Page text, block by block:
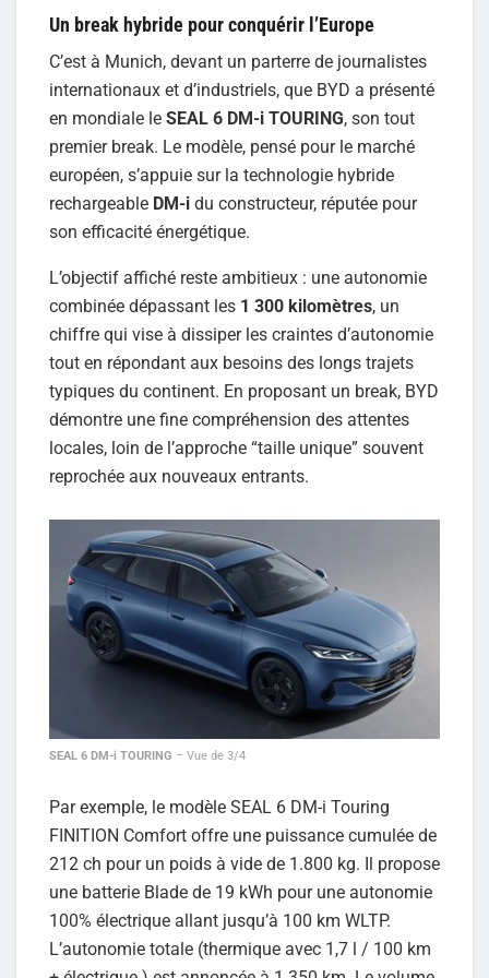
Un break hybride pour conquérir l’Europe
C’est à Munich, devant un parterre de journalistes
internationaux et d’industriels, que BYD a présenté
en mondiale le SEAL 6 DM-i TOURING, son tout
premier break. Le modèle, pensé pour le marché
européen, s’appuie sur la technologie hybride
rechargeable DM-i du constructeur, réputée pour
son efficacité énergétique.
L’objectif affiché reste ambitieux : une autonomie
combinée dépassant les 1 300 kilomètres, un
chiffre qui vise à dissiper les craintes d’autonomie
tout en répondant aux besoins des longs trajets
typiques du continent. En proposant un break, BYD
démontre une fine compréhension des attentes
locales, loin de l’approche “taille unique” souvent
reprochée aux nouveaux entrants.
SEAL 6 DM-i TOURING – Vue de 3/4
Par exemple, le modèle SEAL 6 DM-i Touring
FINITION Comfort offre une puissance cumulée de
212 ch pour un poids à vide de 1.800 kg. Il propose
une batterie Blade de 19 kWh pour une autonomie
100% électrique allant jusqu’à 100 km WLTP.
L’autonomie totale (thermique avec 1,7 l / 100 km